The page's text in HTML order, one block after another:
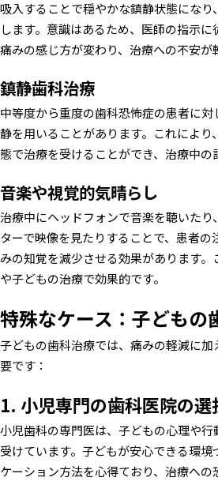
吸入することで穏やかな鎮静状態にな
します。意識はあるため、医師の指示に
痛みの感じ方が変わり、治療への不安が
鎮静歯科治療
中等度から重度の歯科恐怖症の患者に
静を用いることがあります。これによ
態で治療を受けることができ、治療中の
音楽や視覚的気晴らし
治療中にヘッドフォンで音楽を聴いたり
ターで映像を見たりすることで、患者
みの知覚を減少させる効果があります
や子どもの治療で効果的です。
特殊なケース：子どもの
子どもの歯科治療では、痛みの軽減に
要です：
1. 小児専門の歯科医院の選
小児歯科の専門医は、子どもの心理や
受けています。子どもが安心できる環境
ケーション方法を心得ており、治療への